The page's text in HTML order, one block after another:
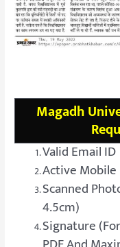
Magadh
Valid Email ID
Active
Scanned
4.5cm)
Signature